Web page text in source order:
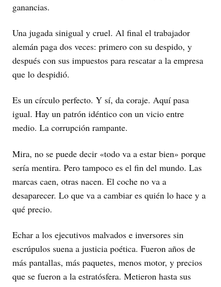
ganancias.
Una jugada sinigual y cruel. Al final el trabajador
alemán paga dos veces: primero con su despido, y
después con sus impuestos para rescatar a la empresa
que lo despidió.
Es un círculo perfecto. Y sí, da coraje. Aquí pasa
igual. Hay un patrón idéntico con un vicio entre
medio. La corrupción rampante.
Mira, no se puede decir «todo va a estar bien» porque
sería mentira. Pero tampoco es el fin del mundo. Las
marcas caen, otras nacen. El coche no va a
desaparecer. Lo que va a cambiar es quién lo hace y a
qué precio.
Echar a los ejecutivos malvados e inversores sin
escrúpulos suena a justicia poética. Fueron años de
más pantallas, más paquetes, menos motor, y precios
que se fueron a la estratósfera. Metieron hasta sus